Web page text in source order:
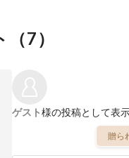
（7）
ゲスト様の投稿として表
贈ら